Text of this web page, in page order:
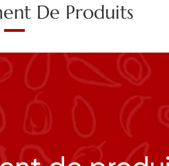
De Produits